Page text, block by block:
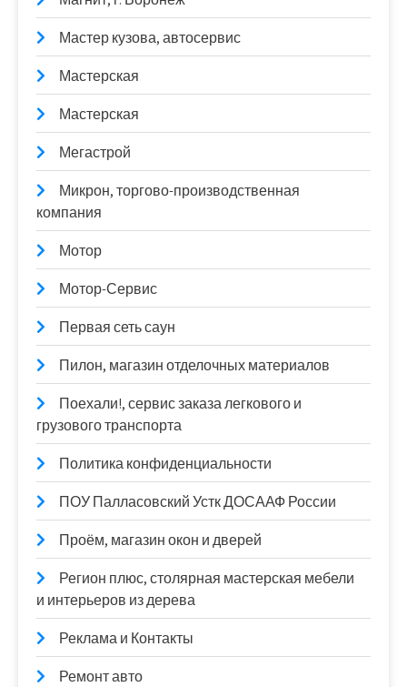
Мастер кузова, автосервис
Мастерская
Мастерская
Мегастрой
Микрон, торгово-производственная
компания
Мотор
Мотор-Сервис
Первая сеть саун
Пилон, магазин отделочных материалов
Поехали!, сервис заказа легкового и
грузового транспорта
Политика конфиденциальности
ПОУ Палласовский Устк ДОСААФ России
Проём, магазин окон и дверей
Регион плюс, столярная мастерская мебели
и интерьеров из дерева
Реклама и Контакты
Ремонт авто